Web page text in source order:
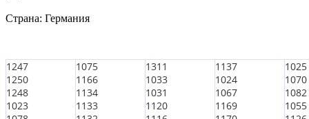
Страна: Германия
1247
1250
1248
1023
1075
1166
1134
1133
1311
1033
1031
1120
1137
1024
1067
1169
1025
1070
1082
1055